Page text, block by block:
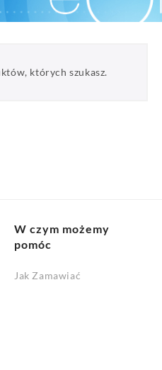
których szukasz.
W czym możemy
pomóc
Jak Zamawiać